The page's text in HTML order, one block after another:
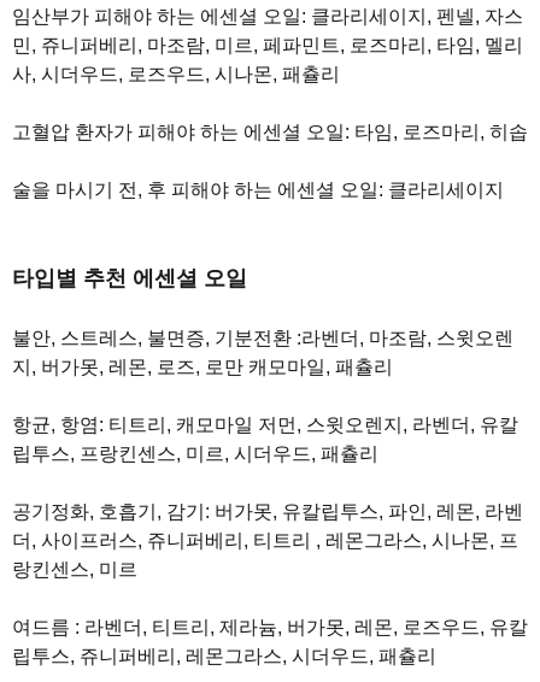
임산부가 피해야 하는 에센셜 오일: 클라리세이지, 펜넬, 자스
민, 쥬니퍼베리, 마조람, 미르, 페파민트, 로즈마리, 타임, 멜리
사, 시더우드, 로즈우드, 시나몬, 패츌리
고혈압 환자가 피해야 하는 에센셜 오일: 타임, 로즈마리, 히솝
술을 마시기 전, 후 피해야 하는 에센셜 오일: 클라리세이지
타입별 추천 에센셜 오일
불안, 스트레스, 불면증, 기분전환 :라벤더, 마조람, 스윗오렌
지, 버가못, 레몬, 로즈, 로만 캐모마일, 패츌리
항균, 항염: 티트리, 캐모마일 저먼, 스윗오렌지, 라벤더, 유칼
립투스, 프랑킨센스, 미르, 시더우드, 패츌리
공기정화, 호흡기, 감기: 버가못, 유칼립투스, 파인, 레몬, 라벤
더, 사이프러스, 쥬니퍼베리, 티트리 , 레몬그라스, 시나몬, 프
랑킨센스, 미르
여드름 : 라벤더, 티트리, 제라늄, 버가못, 레몬, 로즈우드, 유칼
립투스, 쥬니퍼베리, 레몬그라스, 시더우드, 패츌리